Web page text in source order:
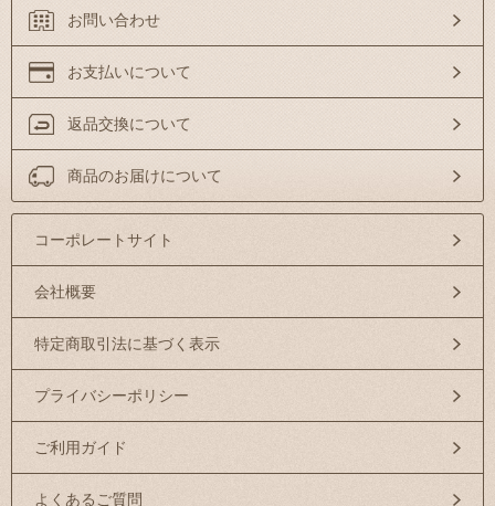
お問い合わせ
お支払いについて
返品交換について
商品のお届けについて
コーポレートサイト
会社概要
特定商取引法に基づく表示
プライバシーポリシー
ご利用ガイド
よくあるご質問